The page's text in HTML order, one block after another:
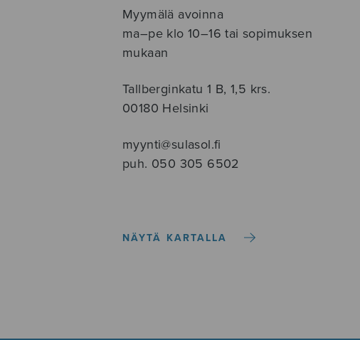
Myymälä avoinna
ma–pe klo 10–16 tai sopimuksen
mukaan
Tallberginkatu 1 B, 1,5 krs.
00180 Helsinki
myynti@sulasol.fi
puh. 050 305 6502
NÄYTÄ KARTALLA